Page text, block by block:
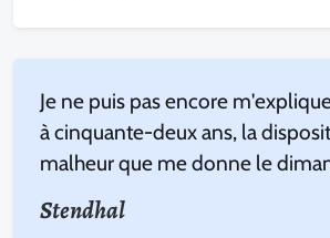
Je ne puis pas encore
à cinquante-deux ans, la
malheur que me donne le
Stendhal